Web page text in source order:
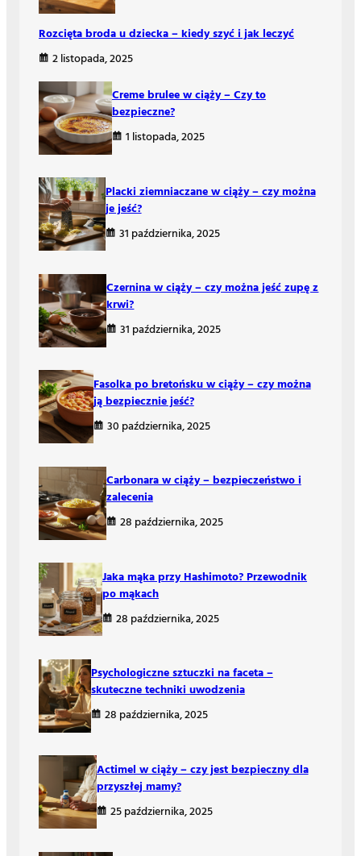
Rozcięta broda u dziecka – kiedy szyć i jak leczyć
2 listopada, 2025
Creme brulee w ciąży – Czy to
bezpieczne?
1 listopada, 2025
Placki ziemniaczane w ciąży – czy można
je jeść?
31 października, 2025
Czernina w ciąży – czy można jeść zupę z
krwi?
31 października, 2025
Fasolka po bretońsku w ciąży – czy można
ją bezpiecznie jeść?
30 października, 2025
Carbonara w ciąży – bezpieczeństwo i
zalecenia
28 października, 2025
Jaka mąka przy Hashimoto? Przewodnik
po mąkach
28 października, 2025
Psychologiczne sztuczki na faceta –
skuteczne techniki uwodzenia
28 października, 2025
Actimel w ciąży – czy jest bezpieczny dla
przyszłej mamy?
25 października, 2025